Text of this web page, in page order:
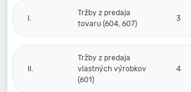
I.
Tržby z predaja
tovaru (604, 607)
3
II.
Tržby z predaja
vlastných výrobkov
(601)
4